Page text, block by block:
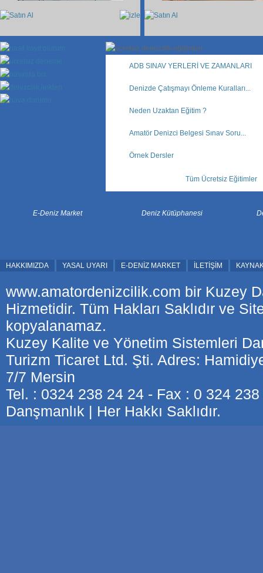
ADB SINAV YERLERİ VE ZAMANLARI
Denizde Çatışmayı Önleme Kuralları...
Neden Uzaktan Eğitim ?
Amatör Denizci Belgesi Sınav Soru...
Örnek Dersler
Tüm Ücretsiz Eğitimler
E-Deniz Market Deniz Kütüphanesi
HAKKIMIZDA YASAL UYARI E-DENİZ MARKET İLETİŞİM
www.amatordenizcilik.com bir Kuzey
Hizmetidir. Tüm Hakları Saklıdır ve
kopyalanamaz.
Kuzey Kalite ve Yönetim Sistemleri
Turizm Ticaret Ltd. Şti. Adres:
7/7 Mersin
Tel. : 0324 238 24 24 - Fax : 0 324
Danşmanlık | Her Hakkı Saklıdır.